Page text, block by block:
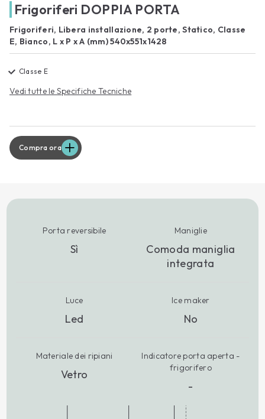
Frigoriferi DOPPIA PORTA
Frigoriferi, Libera installazione, 2 porte, Statico, Classe
E, Bianco, L x P x A (mm) 540x551x1428
Classe E
Vedi tutte le Specifiche Tecniche
Compra ora
Porta reversibile
Sì
Maniglie
Comoda maniglia
integrata
Luce
Led
Ice maker
No
Materiale dei ripiani
Vetro
Indicatore porta aperta -
frigorifero
-